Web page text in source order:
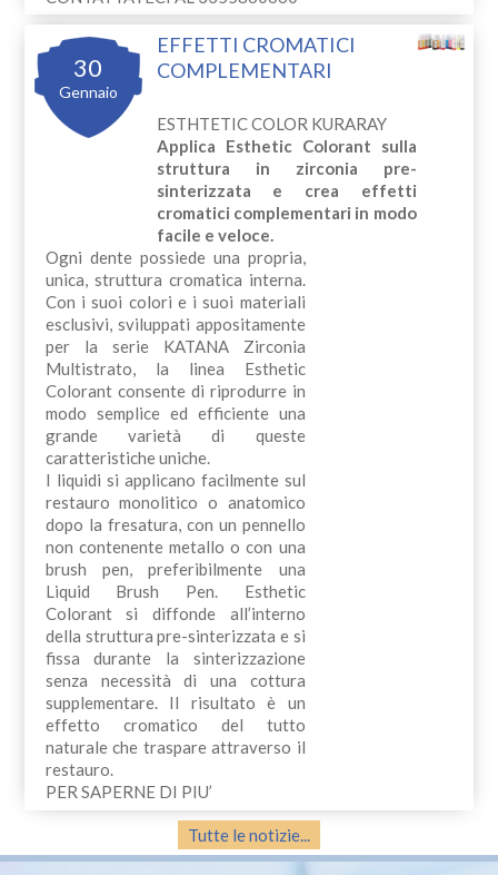
30
Gennaio
EFFETTI CROMATICI
COMPLEMENTARI
ESTHTETIC COLOR KURARAY
Applica Esthetic Colorant sulla
struttura in zirconia pre-
sinterizzata e crea effetti
cromatici complementari in modo
facile e veloce.
Ogni dente possiede una propria,
unica, struttura cromatica interna.
Con i suoi colori e i suoi materiali
esclusivi, sviluppati appositamente
per la serie KATANA Zirconia
Multistrato, la linea Esthetic
Colorant consente di riprodurre in
modo semplice ed efficiente una
grande varietà di queste
caratteristiche uniche.
I liquidi si applicano facilmente sul
restauro monolitico o anatomico
dopo la fresatura, con un pennello
non contenente metallo o con una
brush pen, preferibilmente una
Liquid Brush Pen. Esthetic
Colorant si diffonde all’interno
della struttura pre-sinterizzata e si
fissa durante la sinterizzazione
senza necessità di una cottura
supplementare. Il risultato è un
effetto cromatico del tutto
naturale che traspare attraverso il
restauro.
PER SAPERNE DI PIU’
Tutte le notizie...